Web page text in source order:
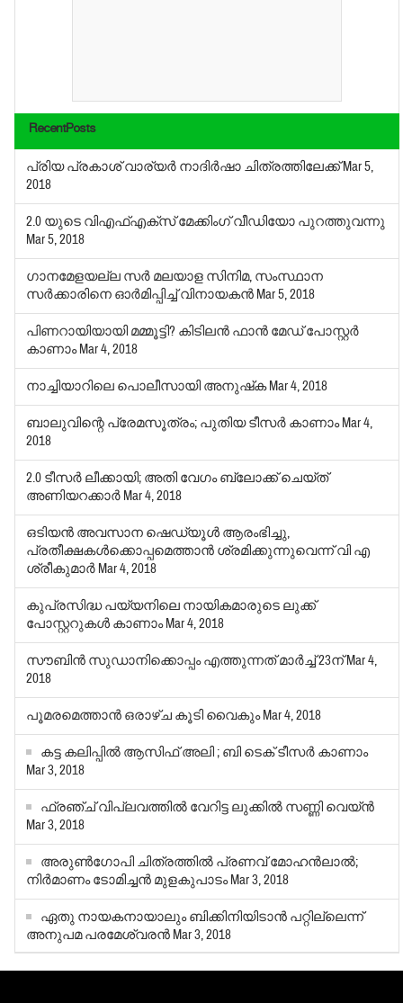
RecentPosts
പ്രിയ പ്രകാശ് വാര്യര്‍ നാദിര്‍ഷാ ചിത്രത്തിലേക്ക്Mar 5,
2018
2.0 യുടെ വിഎഫ്എക്‌സ് മേക്കിംഗ് വീഡിയോ പുറത്തുവന്നു
Mar 5, 2018
ഗാനമേളയല്ല സര്‍ മലയാള സിനിമ, സംസ്ഥാന
സര്‍ക്കാരിനെ ഓര്‍മിപ്പിച്ച് വിനായകന്‍ Mar 5, 2018
പിണറായിയായി മമ്മൂട്ടി? കിടിലന്‍ ഫാന്‍ മേഡ് പോസ്റ്റര്‍
കാണാംMar 4, 2018
നാച്ചിയാറിലെ പൊലീസായി അനുഷ്‌കMar 4, 2018
ബാലുവിന്റെ പ്രേമസൂത്രം; പുതിയ ടീസര്‍ കാണാംMar 4,
2018
2.0 ടീസര്‍ ലീക്കായി; അതി വേഗം ബ്ലോക്ക് ചെയ്ത്
അണിയറക്കാര്‍ Mar 4, 2018
ഒടിയന്‍ അവസാന ഷെഡ്യൂള്‍ ആരംഭിച്ചു,
പ്രതീക്ഷകള്‍ക്കൊപ്പമെത്താന്‍ ശ്രമിക്കുന്നുവെന്ന് വി എ
ശ്രീകുമാര്‍ Mar 4, 2018
കുപ്രസിദ്ധ പയ്യനിലെ നായികമാരുടെ ലുക്ക്
പോസ്റ്ററുകള്‍ കാണാംMar 4, 2018
സൗബിന്‍ സുഡാനിക്കൊപ്പം എത്തുന്നത് മാര്‍ച്ച് 23ന്Mar 4,
2018
പൂമരമെത്താന്‍ ഒരാഴ്ച കൂടി വൈകുംMar 4, 2018
കട്ട കലിപ്പിൽ ആസിഫ് അലി ; ബി ടെക് ടീസർ കാണാം
Mar 3, 2018
ഫ്രഞ്ച് വിപ്ലവത്തില്‍ വേറിട്ട ലുക്കില്‍ സണ്ണി വെയ്ന്‍
Mar 3, 2018
അരുൺഗോപി ചിത്രത്തിൽ പ്രണവ് മോഹൻലാൽ;
നിർമാണം ടോമിച്ചൻ മുളകുപാടംMar 3, 2018
ഏതു നായകനായാലും ബിക്കിനിയിടാന്‍ പറ്റില്ലെന്ന്
അനുപമ പരമേശ്വരന്‍ Mar 3, 2018